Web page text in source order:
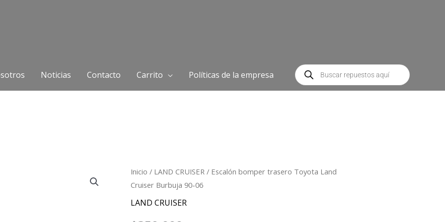
Noticias Contacto Carrito Políticas de la empresa
Búsqueda
de
productos
Inicio / LAND CRUISER / Escalón bomper trasero Toyota Land
Cruiser Burbuja 90-06
LAND CRUISER
Escalón
bomper
trasero